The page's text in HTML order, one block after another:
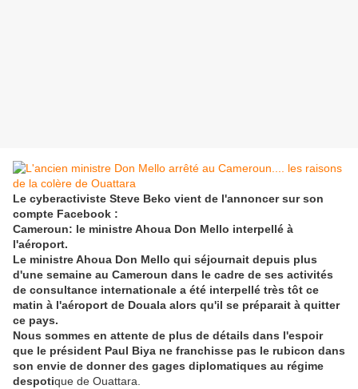
Le cyberactiviste Steve Beko vient de l'annoncer sur son
compte Facebook :
Cameroun: le ministre Ahoua Don Mello interpellé à
l'aéroport.
Le ministre Ahoua Don Mello qui séjournait depuis plus
d'une semaine au Cameroun dans le cadre de ses activités
de consultance internationale a été interpellé très tôt ce
matin à l'aéroport de Douala alors qu'il se préparait à quitter
ce pays.
Nous sommes en attente de plus de détails dans l'espoir
que le président Paul Biya ne franchisse pas le rubicon dans
son envie de donner des gages diplomatiques au régime
despotique de Ouattara.